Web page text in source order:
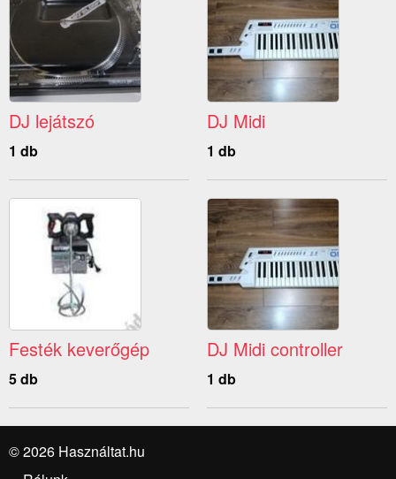
DJ lejátszó
1 db
DJ Midi
1 db
Festék keverőgép
5 db
DJ Midi controller
1 db
© 2026 Használtat.hu